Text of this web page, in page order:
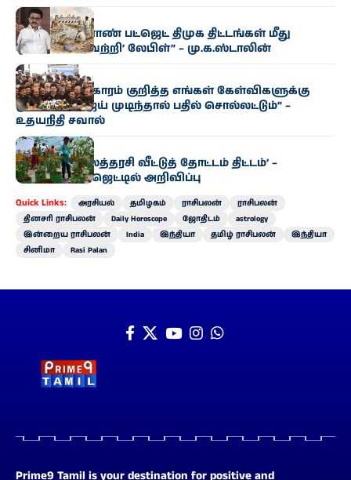
அரசியல்
“தமிழக வேளாண் பட்ஜெட் திமுக திட்டங்கள் மீது
ஒட்டப்பட்ட ‘வெற்றி’ லேபிள்” – மு.க.ஸ்டாலின்
அரசியல்
“காவிரி விவகாரம் குறித்த எங்கள் கேள்விகளுக்கு
முதல்வர் விஜய் முடிந்தால் பதில் சொல்லட்டும்” –
உதயநிதி சவால்
அரசியல்
‘வெற்றி இல்லத்தரசி வீட்டுத் தோட்டம் திட்டம்’ –
வேளாண் பட்ஜெட்டில் அறிவிப்பு
Quick Links: அரசியல் தமிழகம் ராசிபலன்
ராசிபலன்
தினசரி ராசிபலன்
Daily Horoscope ஜோதிடம்
astrology
இன்றைய ராசிபலன்
India இந்தியா தமிழ் ராசிபலன்
இந்தியா
சினிமா
Rasi Palan
Prime9 Tamil is your destination for positive and